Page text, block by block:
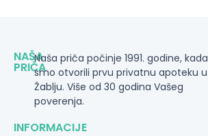
NAŠA
PRIČA
Naša priča počinje 1991. godine, kada
smo otvorili prvu privatnu apoteku u
Žablju. Više od 30 godina Vašeg
poverenja.
INFORMACIJE